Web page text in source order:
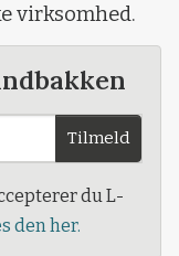
virksomhed.
Tilmeld
du L-
den her.